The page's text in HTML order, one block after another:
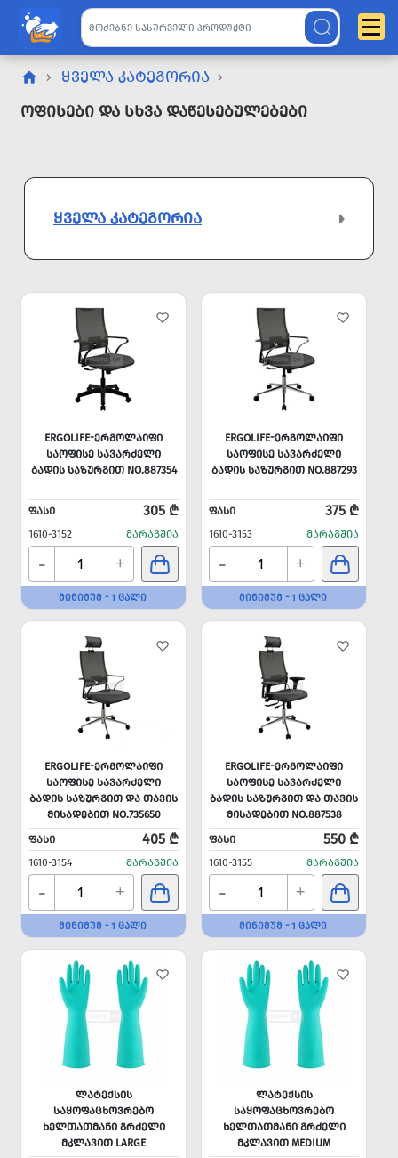
ᲧᲕᲔᲚᲐ ᲙᲐᲢᲔᲒᲝᲠᲘᲐ
Ოფისები Და Სხვა Დაწესებულებები
ᲧᲕᲔᲚᲐ ᲙᲐᲢᲔᲒᲝᲠᲘᲐ
ERGOLIFE-ᲔᲠᲒᲝᲚᲐᲘᲤᲘ
ᲡᲐᲝᲤᲘᲡᲔ ᲡᲐᲕᲐᲠᲫᲔᲚᲘ
ᲑᲐᲓᲘᲡ ᲡᲐᲖᲣᲠᲒᲘᲗ NO.887354
ᲤᲐᲡᲘ 305 ₾
1610-3152 ᲛᲐᲠᲐᲒᲨᲘᲐ
- +
ᲛᲘᲜᲘᲛᲣᲛ - 1 ᲪᲐᲚᲘ
ERGOLIFE-ᲔᲠᲒᲝᲚᲐᲘᲤᲘ
ᲡᲐᲝᲤᲘᲡᲔ ᲡᲐᲕᲐᲠᲫᲔᲚᲘ
ᲑᲐᲓᲘᲡ ᲡᲐᲖᲣᲠᲒᲘᲗ NO.887293
ᲤᲐᲡᲘ 375 ₾
1610-3153 ᲛᲐᲠᲐᲒᲨᲘᲐ
- +
ᲛᲘᲜᲘᲛᲣᲛ - 1 ᲪᲐᲚᲘ
ERGOLIFE-ᲔᲠᲒᲝᲚᲐᲘᲤᲘ
ᲡᲐᲝᲤᲘᲡᲔ ᲡᲐᲕᲐᲠᲫᲔᲚᲘ
ᲑᲐᲓᲘᲡ ᲡᲐᲖᲣᲠᲒᲘᲗ ᲓᲐ ᲗᲐᲕᲘᲡ
ᲛᲘᲡᲐᲓᲔᲑᲘᲗ NO.735650
ᲤᲐᲡᲘ
405 ₾
1610-3154 ᲛᲐᲠᲐᲒᲨᲘᲐ
- +
ᲛᲘᲜᲘᲛᲣᲛ - 1 ᲪᲐᲚᲘ
ERGOLIFE-ᲔᲠᲒᲝᲚᲐᲘᲤᲘ
ᲡᲐᲝᲤᲘᲡᲔ ᲡᲐᲕᲐᲠᲫᲔᲚᲘ
ᲑᲐᲓᲘᲡ ᲡᲐᲖᲣᲠᲒᲘᲗ ᲓᲐ ᲗᲐᲕᲘᲡ
ᲛᲘᲡᲐᲓᲔᲑᲘᲗ NO.887538
ᲤᲐᲡᲘ
550 ₾
1610-3155 ᲛᲐᲠᲐᲒᲨᲘᲐ
- +
ᲛᲘᲜᲘᲛᲣᲛ - 1 ᲪᲐᲚᲘ
ᲚᲐᲢᲔᲥᲡᲘᲡ
ᲡᲐᲧᲝᲤᲐᲪᲮᲝᲕᲠᲔᲑᲝ
ᲮᲔᲚᲗᲐᲗᲛᲐᲜᲘ ᲒᲠᲫᲔᲚᲘ
ᲛᲙᲚᲐᲕᲘᲗ LARGE
ᲚᲐᲢᲔᲥᲡᲘᲡ
ᲡᲐᲧᲝᲤᲐᲪᲮᲝᲕᲠᲔᲑᲝ
ᲮᲔᲚᲗᲐᲗᲛᲐᲜᲘ ᲒᲠᲫᲔᲚᲘ
ᲛᲙᲚᲐᲕᲘᲗ MEDIUM